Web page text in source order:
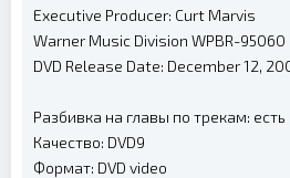
Executive Producer: Curt Marvis
Warner Music Division WPBR-95060
DVD Release Date: December 12,
Разбивка на главы по трекам: есть
Качество: DVD9
Формат: DVD video